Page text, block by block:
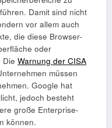
Damit sind nicht
vor allem auch
die diese Browser-
oder
Die Warnung der CISA
müssen
Google hat
jedoch besteht
große Enterprise-
können.